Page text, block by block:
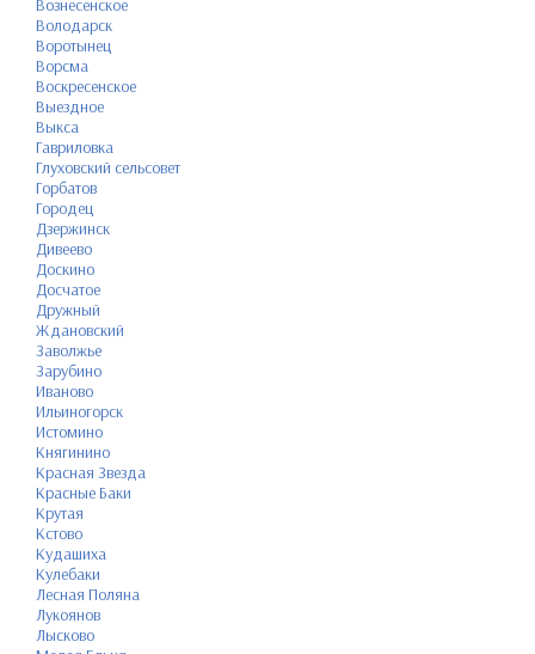
Вознесенское
Володарск
Воротынец
Ворсма
Воскресенское
Выездное
Выкса
Гавриловка
Глуховский сельсовет
Горбатов
Городец
Дзержинск
Дивеево
Доскино
Досчатое
Дружный
Ждановский
Заволжье
Зарубино
Иваново
Ильиногорск
Истомино
Княгинино
Красная Звезда
Красные Баки
Крутая
Кстово
Кудашиха
Кулебаки
Лесная Поляна
Лукоянов
Лысково